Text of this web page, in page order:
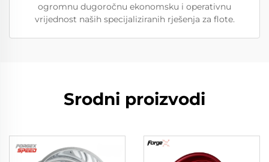
ogromnu dugoročnu ekonomsku i operativnu
vrijednost naših specijaliziranih rješenja za flote.
Srodni proizvodi